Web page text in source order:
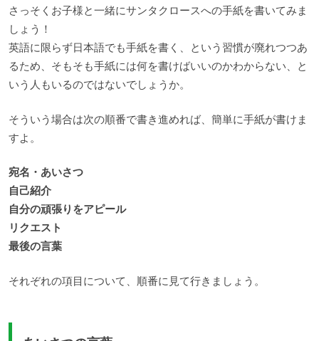
さっそくお子様と一緒にサンタクロースへの手紙を書いてみま
しょう！
英語に限らず日本語でも手紙を書く、という習慣が廃れつつあ
るため、そもそも手紙には何を書けばいいのかわからない、と
いう人もいるのではないでしょうか。
そういう場合は次の順番で書き進めれば、簡単に手紙が書けま
すよ。
宛名・あいさつ
自己紹介
自分の頑張りをアピール
リクエスト
最後の言葉
それぞれの項目について、順番に見て行きましょう。